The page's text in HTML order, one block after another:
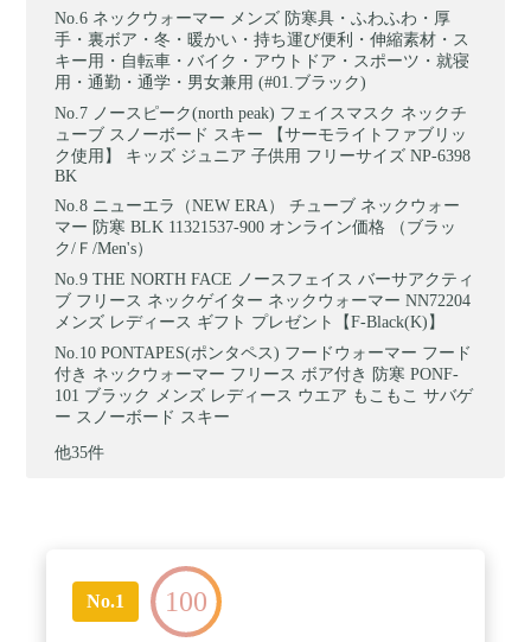
ネックウォーマー メンズ 防寒具・ふわふわ・厚
手・裏ボア・冬・暖かい・持ち運び便利・伸縮素材・ス
キー用・自転車・バイク・アウトドア・スポーツ・就寝
用・通勤・通学・男女兼用 (#01.ブラック)
ノースピーク(north peak) フェイスマスク ネックチ
ューブ スノーボード スキー 【サーモライトファブリッ
ク使用】 キッズ ジュニア 子供用 フリーサイズ NP-6398
BK
ニューエラ（NEW ERA） チューブ ネックウォー
マー 防寒 BLK 11321537-900 オンライン価格 （ブラッ
ク/Ｆ/Men's）
THE NORTH FACE ノースフェイス バーサアクティ
ブ フリース ネックゲイター ネックウォーマー NN72204
メンズ レディース ギフト プレゼント【F-Black(K)】
PONTAPES(ポンタペス) フードウォーマー フード
付き ネックウォーマー フリース ボア付き 防寒 PONF-
101 ブラック メンズ レディース ウエア もこもこ サバゲ
ー スノーボード スキー
他35件
No.1 100